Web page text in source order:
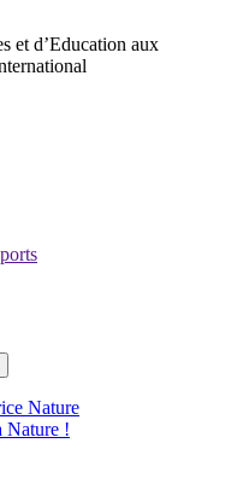
et d’Education aux
Nature
Nature !